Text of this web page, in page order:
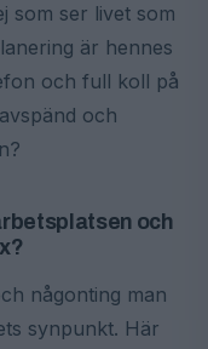
som ser livet som
är hennes
och full koll på
och
och
någonting man
synpunkt. Här